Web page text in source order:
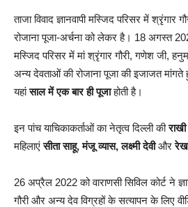
ताजा विवाद ज्ञानवापी मस्जिद परिसर में
रोजाना पूजा-अर्चना को लेकर है। 18 अगस्त
मस्जिद परिसर में मां श्रृंगार गौरी, गणेश जी,
अन्य देवताओं की रोजाना पूजा की इजाजत मांगते
यहांसाल में एक बार ही पूजाहोती है।
इन पांच याचिकाकर्ताओं का नेतृत्व दिल्ली की
महिलाएंसीता साहू, मंजू व्यास, लक्ष्मी देवीऔर
26 अप्रैल 2022 को वाराणसी सिविल कोर्ट ने
गौरी और अन्य देव विग्रहों के सत्यापन के लिए